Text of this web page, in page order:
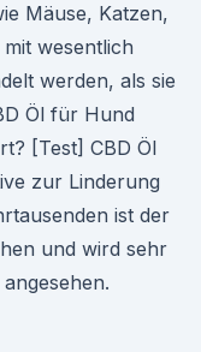
Mäuse, Katzen,
wesentlich
werden, als sie
Öl für Hund
[Test] CBD Öl
zur Linderung
ist der
und wird sehr